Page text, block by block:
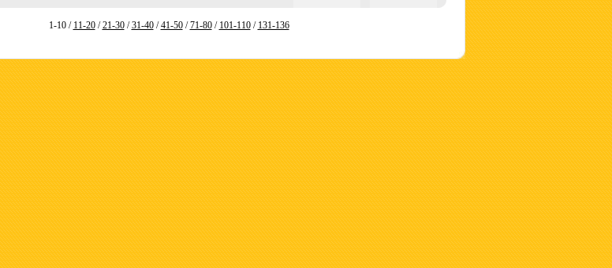
1-10 / 11-20/21-30/31-40/41-50/71-80/ 101-110/ 131-136